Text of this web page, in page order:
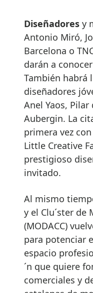
Diseñadores y
Antonio Miró,
Barcelona o
darán a
También habrá
diseñadores
Anel Yaos,
Aubergin. La
primera vez
Little Creative
prestigioso
invitado.
Al mismo
y el Clu´ster de
(MODACC)
para potenciar
espacio
´n que quiere
comerciales y